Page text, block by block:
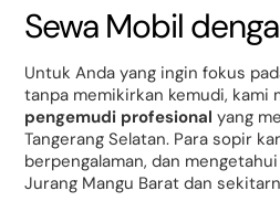
Sewa Mobil
Untuk Anda yang ingin fokus
tanpa memikirkan kemudi, kami
pengemudi profesional yang
Tangerang Selatan. Para sopir
berpengalaman, dan
Jurang Mangu Barat dan